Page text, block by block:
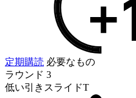
定期購読 必要なもの
ラウンド 3
低い引きスライドT